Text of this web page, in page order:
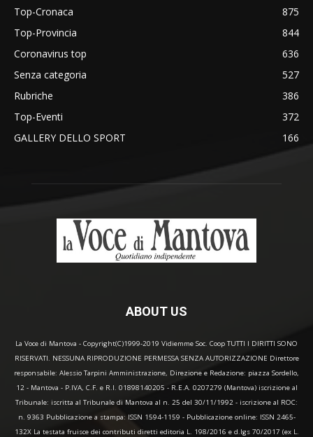
Top-Cronaca
875
Top-Provincia
844
Coronavirus top
636
Senza categoria
527
Rubriche
386
Top-Eventi
372
GALLERY DELLO SPORT
166
ABOUT US
La Voce di Mantova - Copyright(C)1999-2019 Vidiemme Soc. Coop TUTTI I DIRITTI SONO
RISERVATI. NESSUNA RIPRODUZIONE PERMESSA SENZA AUTORIZZAZIONE Direttore
responsabile: Alessio Tarpini Amministrazione, Direzione e Redazione: piazza Sordello,
12 - Mantova - P.IVA, C.F. e R.I. 01898140205 - R.E.A. 0207279 (Mantova) iscrizione al
Tribunale: iscritta al Tribunale di Mantova al n. 25 del 30/11/1992 - iscrizione al ROC:
n. 9363 Pubblicazione a stampa: ISSN 1594-1159 - Pubblicazione online: ISSN 2465-
132X La testata fruisce dei contributi diretti editoria L. 198/2016 e d.lgs 70/2017 (ex L.